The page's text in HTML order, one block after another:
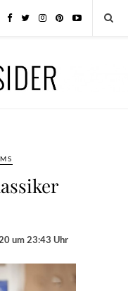
um 23:43 Uhr